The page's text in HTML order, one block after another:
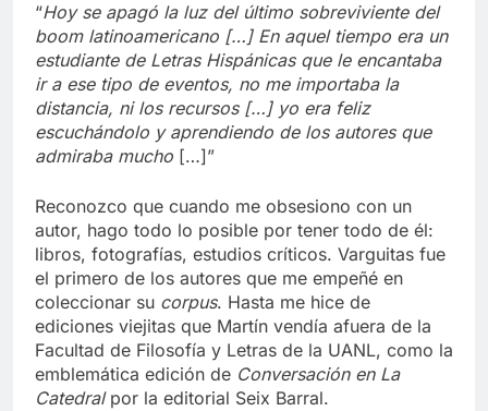
“Hoy se apagó la luz del último sobreviviente del
boom latinoamericano […] En aquel tiempo era un
estudiante de Letras Hispánicas que le encantaba
ir a ese tipo de eventos, no me importaba la
distancia, ni los recursos […] yo era feliz
escuchándolo y aprendiendo de los autores que
admiraba mucho […]”
Reconozco que cuando me obsesiono con un
autor, hago todo lo posible por tener todo de él:
libros, fotografías, estudios críticos. Varguitas fue
el primero de los autores que me empeñé en
coleccionar su corpus. Hasta me hice de
ediciones viejitas que Martín vendía afuera de la
Facultad de Filosofía y Letras de la UANL, como la
emblemática edición de Conversación en La
Catedral por la editorial Seix Barral.